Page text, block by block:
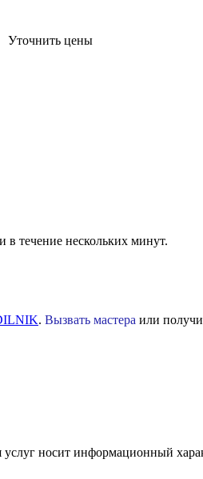
Уточнить цены
течение нескольких минут.
. Вызвать мастера или
носит информационный